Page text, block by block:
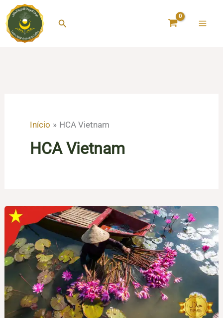
para
Pesquisar
Início HCA Vietnam
HCA Vietnam